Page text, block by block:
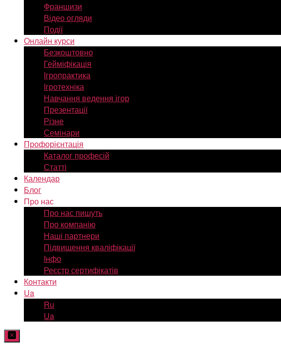
Франшизи
Відео огляди
Події
Онлайн курси
Безкоштовно
Гейміфікація
Ігропрактика
Ігротехніка
Навчання ведення ігор
Презентації
Різне
Семінари
Профорієнтація
Каталог професій
Статті
Календар
Блог
Про нас
Про нас пишуть
Про компанію
Наші партнери
Підвищення кваліфікації
Інфо
Реєстр сертифікатів
Контакти
Ua
Ru
Ua